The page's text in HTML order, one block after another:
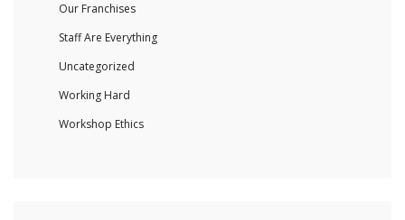
Our Franchises
Staff Are Everything
Uncategorized
Working Hard
Workshop Ethics